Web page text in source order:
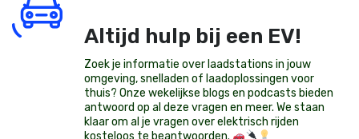
Altijd hulp bij een EV!
Zoek je informatie over laadstations in jouw
omgeving, snelladen of laadoplossingen voor
thuis? Onze wekelijkse blogs en podcasts bieden
antwoord op al deze vragen en meer. We staan
klaar om al je vragen over elektrisch rijden
kosteloos te beantwoorden.